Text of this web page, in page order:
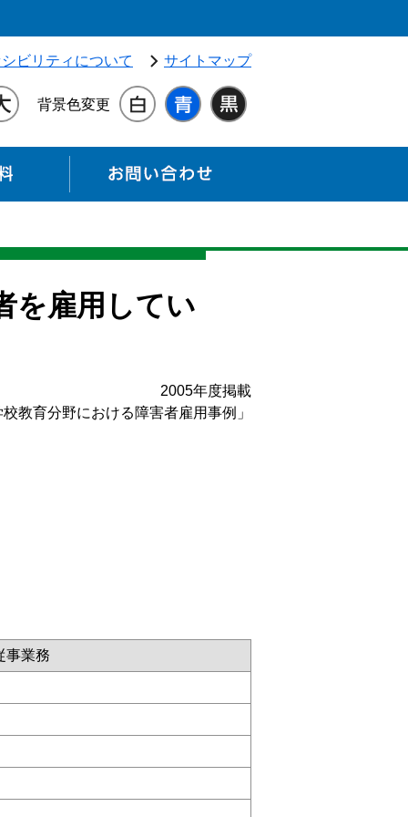
ビリティについて サイトマップ
背景色変更
各種資料
を雇用してい
2005年度掲載
校教育分野における障害者雇用事例」
事業務